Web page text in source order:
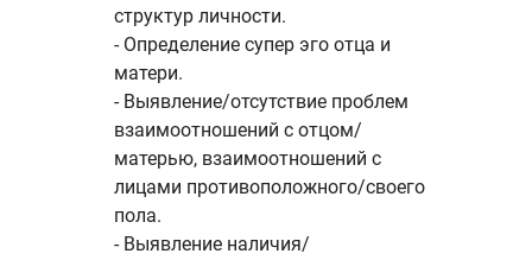
структур личности.
- Определение супер эго отца и
матери.
- Выявление/отсутствие проблем
взаимоотношений с отцом/
матерью, взаимоотношений с
лицами противоположного/своего
пола.
- Выявление наличия/